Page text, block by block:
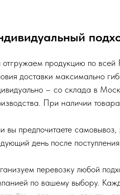
продукцию по всей
доставки максимально
– со склада в
При наличии
вы предпочитаете
день после
перевозку любой
по вашему выбору.